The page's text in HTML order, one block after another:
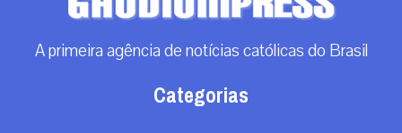
A primeira agência de notícias católicas do Brasil
Categorias